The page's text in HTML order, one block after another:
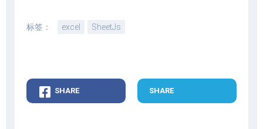
标签： excel SheetJs
SHARE SHARE